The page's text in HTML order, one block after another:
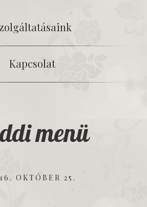
Kapcsolat
menü
OKTÓBER 25.